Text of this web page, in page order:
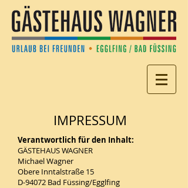
IMPRESSUM
Verantwortlich für den Inhalt:
GÄSTEHAUS WAGNER
Michael Wagner
Obere Inntalstraße 15
D-94072 Bad Füssing/Egglfing